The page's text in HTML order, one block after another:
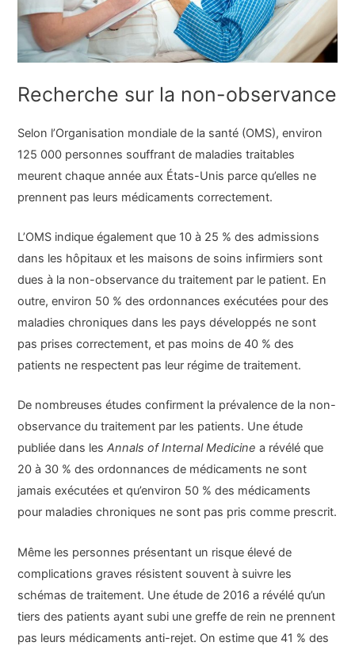
Recherche sur la non-observance
Selon l’Organisation mondiale de la santé (OMS), environ
125 000 personnes souffrant de maladies traitables
meurent chaque année aux États-Unis parce qu’elles ne
prennent pas leurs médicaments correctement.
L’OMS indique également que 10 à 25 % des admissions
dans les hôpitaux et les maisons de soins infirmiers sont
dues à la non-observance du traitement par le patient. En
outre, environ 50 % des ordonnances exécutées pour des
maladies chroniques dans les pays développés ne sont
pas prises correctement, et pas moins de 40 % des
patients ne respectent pas leur régime de traitement.
De nombreuses études confirment la prévalence de la non-
observance du traitement par les patients. Une étude
publiée dans lesAnnals of Internal Medicine a révélé que
20 à 30 % des ordonnances de médicaments ne sont
jamais exécutées et qu’environ 50 % des médicaments
pour maladies chroniques ne sont pas pris comme prescrit.
Même les personnes présentant un risque élevé de
complications graves résistent souvent à suivre les
schémas de traitement. Une étude de 2016 a révélé qu’un
tiers des patients ayant subi une greffe de rein ne prennent
pas leurs médicaments anti-rejet. On estime que 41 % des